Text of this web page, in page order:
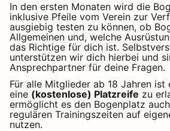
In den ersten Monaten wird die
inklusive Pfeile vom Verein zur
ausgiebig testen zu können, ob
Allgemeinen und, welche
das Richtige für dich ist.
unterstützen wir dich hierbei und
Ansprechpartner für deine Fragen.
Für alle Mitglieder ab 18 Jahren ist
eine (kostenlose) Platzreife zu
ermöglicht es den Bogenplatz
regulären Trainingszeiten auf
nutzen.